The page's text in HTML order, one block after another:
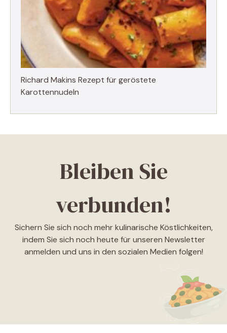
Richard Makins Rezept für geröstete
Karottennudeln
Bleiben Sie
verbunden!
Sichern Sie sich noch mehr kulinarische Köstlichkeiten,
indem Sie sich noch heute für unseren Newsletter
anmelden und uns in den sozialen Medien folgen!